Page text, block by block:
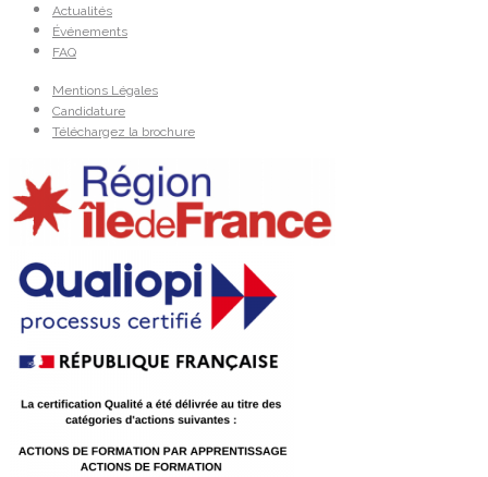
Actualités
Événements
FAQ
Mentions Légales
Candidature
Téléchargez la brochure